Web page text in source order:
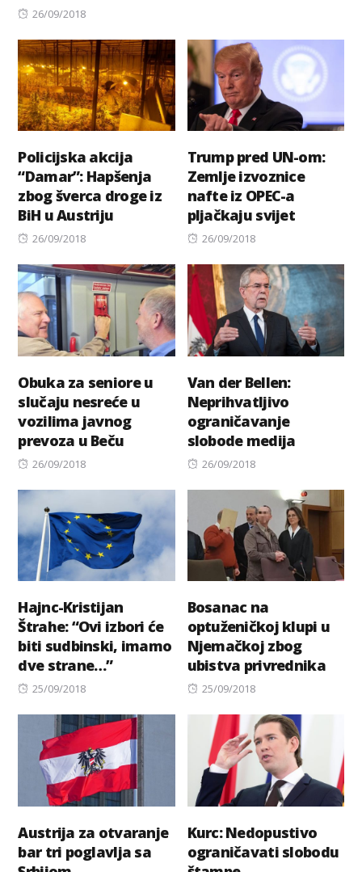
Posted
26/09/2018
Policijska akcija
“Damar”: Hapšenja
zbog šverca droge iz
BiH u Austriju
Posted
26/09/2018
Trump pred UN-om:
Zemlje izvoznice
nafte iz OPEC-a
pljačkaju svijet
Posted
26/09/2018
Obuka za seniore u
slučaju nesreće u
vozilima javnog
prevoza u Beču
Posted
26/09/2018
Van der Bellen:
Neprihvatljivo
ograničavanje
slobode medija
Posted
26/09/2018
Hajnc-Kristijan
Štrahe: “Ovi izbori će
biti sudbinski, imamo
dve strane…”
Posted
25/09/2018
Bosanac na
optuženičkoj klupi u
Njemačkoj zbog
ubistva privrednika
Posted
25/09/2018
Austrija za otvaranje
bar tri poglavlja sa
Kurc: Nedopustivo
ograničavati slobodu